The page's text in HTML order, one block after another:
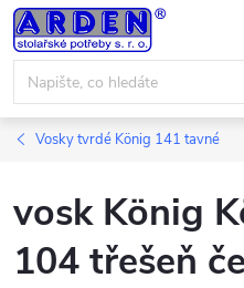
Přejít
na
obsah
Vosky tvrdé König 141 tavné
vosk König
104 třešeň